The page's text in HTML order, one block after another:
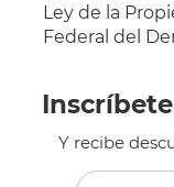
Ley de la
Federal del
Y recibe